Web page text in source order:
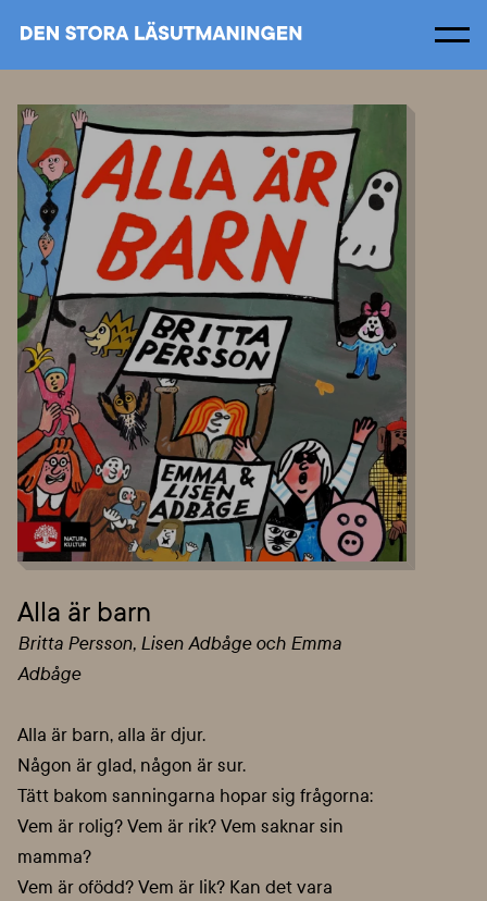
Om
Alla är barn
Britta Persson, Lisen Adbåge och Emma
Adbåge
Alla är barn, alla är djur.
Någon är glad, någon är sur.
Tätt bakom sanningarna hopar sig frågorna:
Vem är rolig? Vem är rik? Vem saknar sin
mamma?
Vem är ofödd? Vem är lik? Kan det vara